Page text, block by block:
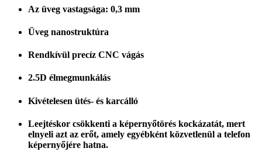
Az üveg vastagsága: 0,3 mm
Üveg nanostruktúra
Rendkívül precíz CNC vágás
2.5D élmegmunkálás
Kivételesen ütés- és karcálló
Leejtéskor csökkenti a képernyőtörés kockázatát, mert
elnyeli azt az erőt, amely egyébként közvetlenül a telefon
képernyőjére hatna.